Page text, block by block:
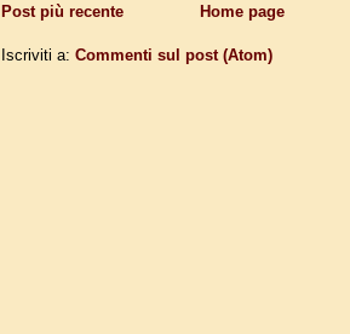
Post più recente
Home page
Iscriviti a: Commenti sul post (Atom)